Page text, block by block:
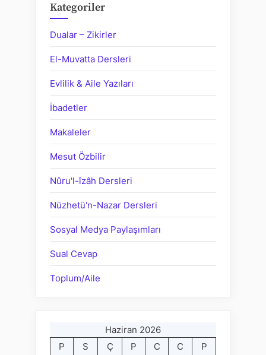
Kategoriler
Dualar – Zikirler
El-Muvatta Dersleri
Evlilik & Aile Yazıları
İbadetler
Makaleler
Mesut Özbilir
Nûru'l-îzâh Dersleri
Nüzhetü'n-Nazar Dersleri
Sosyal Medya Paylaşımları
Sual Cevap
Toplum/Aile
Haziran 2026
P
S Ç P C C P